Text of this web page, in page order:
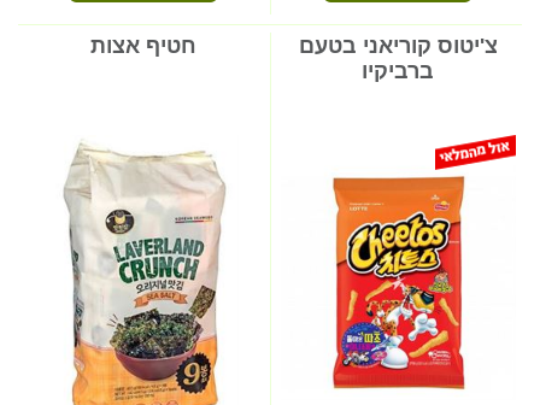
צ'יטוס קוריאני בטעם
ברביקיו
חטיף אצות